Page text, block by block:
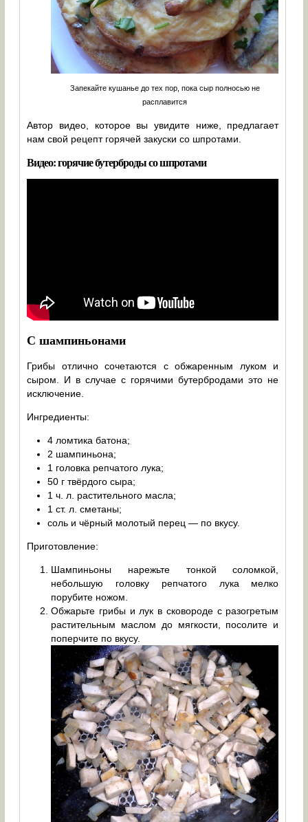
Запекайте кушанье до тех пор, пока сыр полносью не
расплавится
Автор видео, которое вы увидите ниже, предлагает
нам свой рецепт горячей закуски со шпротами.
Видео: горячие бутерброды со шпротами
С шампиньонами
Грибы отлично сочетаются с обжаренным луком и
сыром. И в случае с горячими бутербродами это не
исключение.
Ингредиенты:
4 ломтика батона;
2 шампиньона;
1 головка репчатого лука;
50 г твёрдого сыра;
1 ч. л. растительного масла;
1 ст. л. сметаны;
соль и чёрный молотый перец — по вкусу.
Приготовление:
Шампиньоны нарежьте тонкой соломкой,
небольшую головку репчатого лука мелко
порубите ножом.
Обжарьте грибы и лук в сковороде с разогретым
растительным маслом до мягкости, посолите и
поперчите по вкусу.